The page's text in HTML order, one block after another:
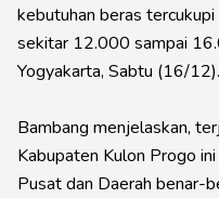
kebutuhan beras
sekitar 12.000 sampai
Yogyakarta, Sabtu (16/12).
Bambang menjelaskan,
Kabupaten Kulon Progo
Pusat dan Daerah benar-